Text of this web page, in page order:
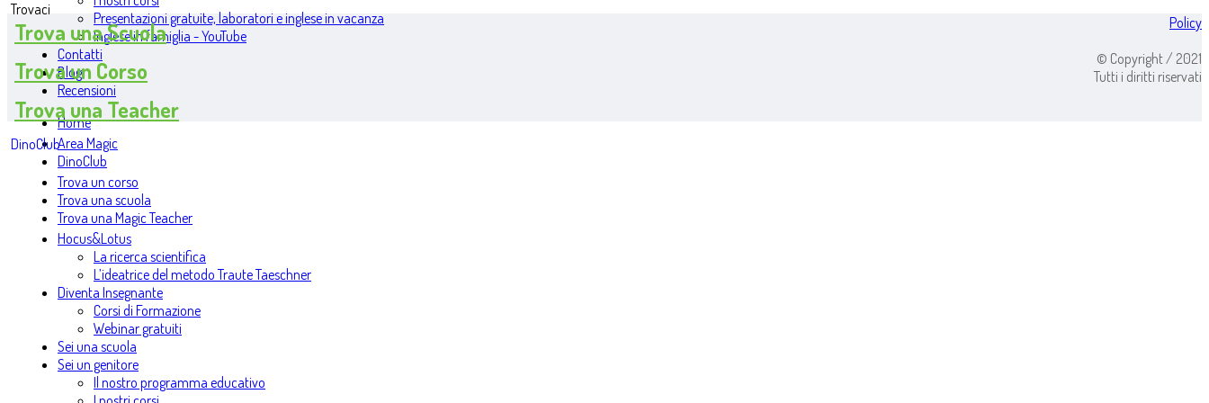
Presentazioni gratuite, laboratori e inglese in vacanza
Inglese in famiglia - YouTube
Contatti
Blog
Recensioni
Home
Area Magic
DinoClub
Trova un corso
Trova una scuola
Trova una Magic Teacher
Hocus&Lotus
La ricerca scientifica
L’ideatrice del metodo Traute Taeschner
Diventa Insegnante
Corsi di Formazione
Webinar gratuiti
Sei una scuola
Sei un genitore
Il nostro programma educativo
Trovaci
Trova una Scuola
Trova un Corso
Trova una Teacher
DinoClub
Policy
© Copyright / 2021
Tutti i diritti riservati